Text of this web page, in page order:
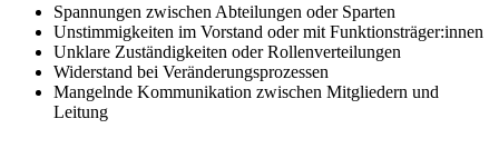
Spannungen zwischen Abteilungen oder Sparten
Unstimmigkeiten im Vorstand oder mit Funktionsträger:innen
Unklare Zuständigkeiten oder Rollenverteilungen
Widerstand bei Veränderungsprozessen
Mangelnde Kommunikation zwischen Mitgliedern und
Leitung